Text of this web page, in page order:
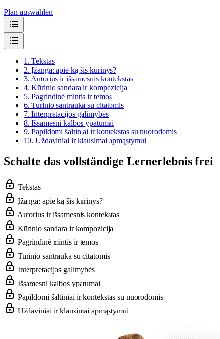
Plan auswählen
1. Tekstas
2. Įžanga: apie ką šis kūrinys?
3. Autorius ir išsamesnis kontekstas
4. Kūrinio sandara ir kompozicija
5. Pagrindinė mintis ir temos
6. Turinio santrauka su citatomis
7. Interpretacijos galimybės
8. Išsamesni kalbos ypatumai
9. Papildomi šaltiniai ir kontekstas su nuorodomis
10. Uždaviniai ir klausimai apmąstymui
Schalte das vollständige Lernerlebnis frei
Tekstas
Įžanga: apie ką šis kūrinys?
Autorius ir išsamesnis kontekstas
Kūrinio sandara ir kompozicija
Pagrindinė mintis ir temos
Turinio santrauka su citatomis
Interpretacijos galimybės
Išsamesni kalbos ypatumai
Papildomi šaltiniai ir kontekstas su nuorodomis
Uždaviniai ir klausimai apmąstymui